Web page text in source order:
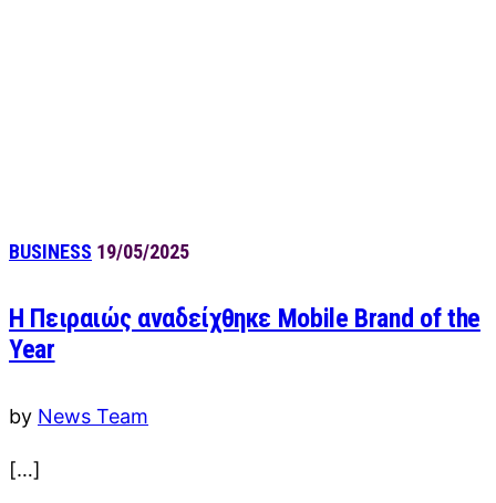
BUSINESS 19/05/2025
Η Πειραιώς αναδείχθηκε Mobile Brand of the
Year
by News Team
[…]